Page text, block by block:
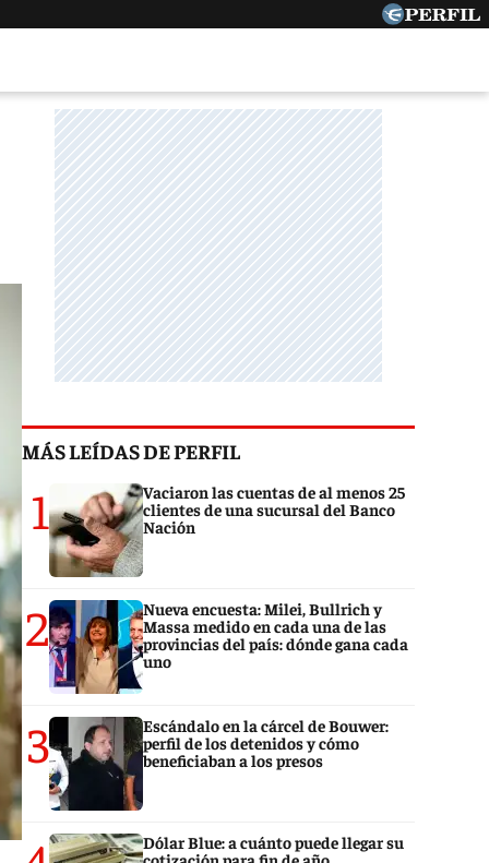
MÁS LEÍDAS DE PERFIL
1
Vaciaron las cuentas de al menos 25
clientes de una sucursal del Banco
Nación
2
Nueva encuesta: Milei, Bullrich y
Massa medido en cada una de las
provincias del país: dónde gana cada
uno
3
Escándalo en la cárcel de Bouwer:
perfil de los detenidos y cómo
beneficiaban a los presos
Dólar Blue: a cuánto puede llegar su
cotización para fin de año